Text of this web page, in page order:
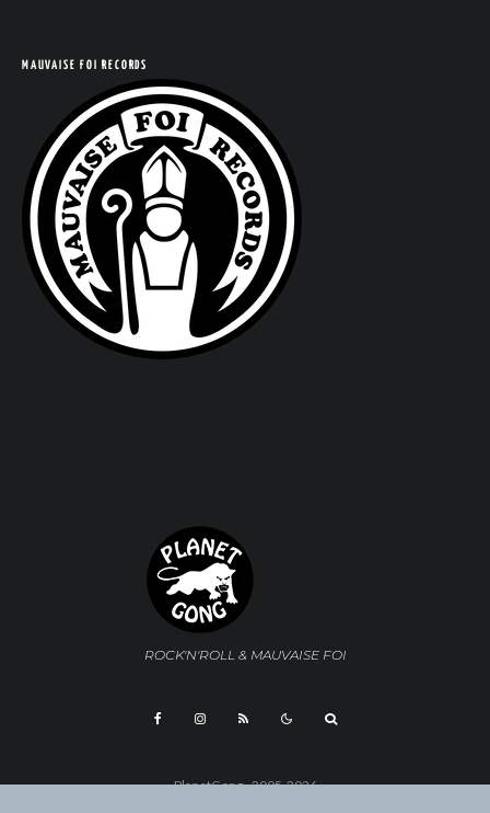
MAUVAISE FOI RECORDS
ROCK'N'ROLL & MAUVAISE FOI
PlanetGong - 2005-2026